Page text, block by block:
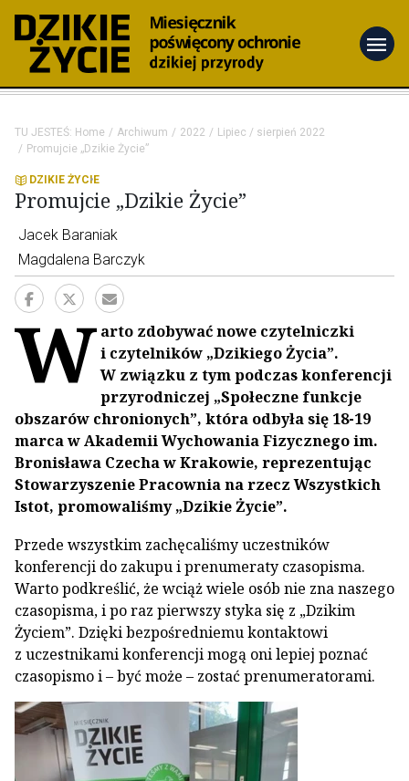
menu
TU JESTEŚ: Home Archiwum 2022
Lipiec / sierpień 2022
Promujcie „Dzikie Życie”
DZIKIE ŻYCIE
Promujcie „Dzikie Życie”
Jacek Baraniak
Magdalena Barczyk
W arto zdobywać nowe czytelniczki
i czytelników „Dzikiego Życia”.
W związku z tym podczas konferencji
przyrodniczej „Społeczne funkcje
obszarów chronionych”, która odbyła się 18-19
marca w Akademii Wychowania Fizycznego im.
Bronisława Czecha w Krakowie, reprezentując
Stowarzyszenie Pracownia na rzecz Wszystkich
Istot, promowaliśmy „Dzikie Życie”.
Przede wszystkim zachęcaliśmy uczestników
konferencji do zakupu i prenumeraty czasopisma.
Warto podkreślić, że wciąż wiele osób nie zna naszego
czasopisma, i po raz pierwszy styka się z „Dzikim
Życiem”. Dzięki bezpośredniemu kontaktowi
z uczestnikami konferencji mogą oni lepiej poznać
czasopismo i – być może – zostać prenumeratorami.